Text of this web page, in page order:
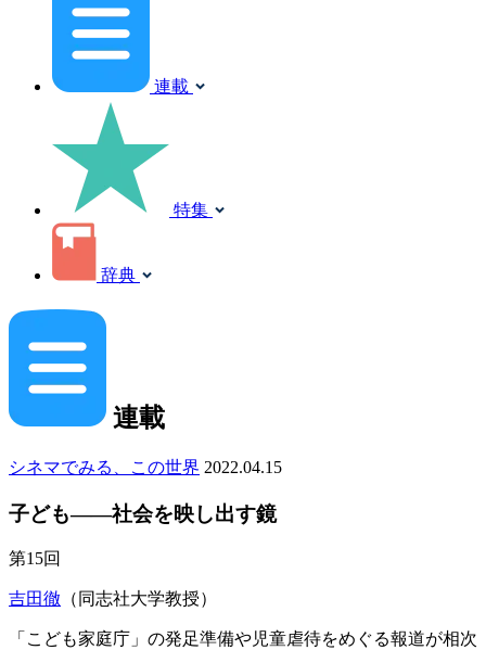
連載
特集
辞典
連載
シネマでみる、この世界 2022.04.15
子ども――社会を映し出す鏡
第15回
吉田徹 （同志社大学教授）
「こども家庭庁」の発足準備や児童虐待をめぐる報道が相次